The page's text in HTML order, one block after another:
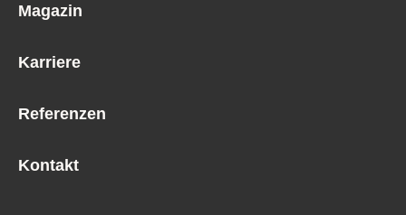
Magazin
Karriere
Referenzen
Kontakt